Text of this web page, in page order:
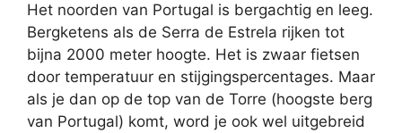
Het noorden van Portugal is bergachtig en leeg.
Bergketens als de Serra de Estrela rijken tot
bijna 2000 meter hoogte. Het is zwaar fietsen
door temperatuur en stijgingspercentages. Maar
als je dan op de top van de Torre (hoogste berg
van Portugal) komt, word je ook wel uitgebreid